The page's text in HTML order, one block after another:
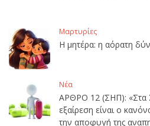
Μαρτυρίες
Η μητέρα: η αόρατη
Νέα
ΑΡΘΡΟ 12 (ΣΗΠ): «Στα
εξαίρεση είναι ο
την αποφυγή της